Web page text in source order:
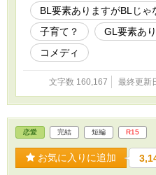
BL要素ありますがBLじゃ
子育て？
GL要素あ
コメディ
文字数 160,167 最終更新
恋愛 完結 短編 R15
お気に入りに追加